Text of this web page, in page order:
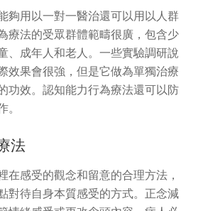
夠用以一對一醫治還可以用以人群
療法的受眾群體範疇很廣，包含少
、成年人和老人。一些實驗調研說
效果會很強，但是它做為單獨治療
功效。認知能力行為療法還可以防
。
法
在感受的觀念和留意的合理方法，
對待自身本質感受的方式。正念減